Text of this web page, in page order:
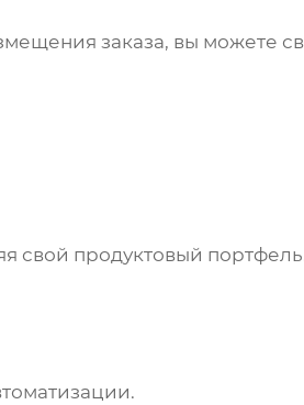
заказа, вы можете
свой продуктовый